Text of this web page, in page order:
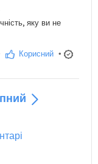
яку ви не
Корисний •